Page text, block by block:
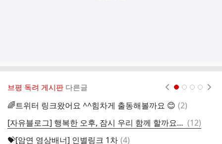
브평 독려 게시판 다른글
🌈트위터 링크왔어요 ^^힘차게 출동해볼까요 😊 댓
(2)
[자유블로그] 행복한 오후, 잠시 우리 함께 할까요?🙏🙏🙏 댓
글
(12)
💝[암연 영상배너] 인별링크 1차 댓
(4)